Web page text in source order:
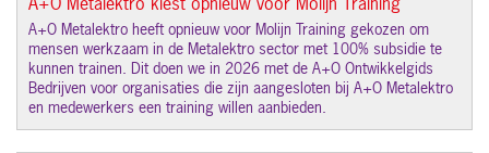
A+O Metalektro kiest opnieuw voor Molijn Training
A+O Metalektro heeft opnieuw voor Molijn Training gekozen om
mensen werkzaam in de Metalektro sector met 100% subsidie te
kunnen trainen. Dit doen we in 2026 met de A+O Ontwikkelgids
Bedrijven voor organisaties die zijn aangesloten bij A+O Metalektro
en medewerkers een training willen aanbieden.